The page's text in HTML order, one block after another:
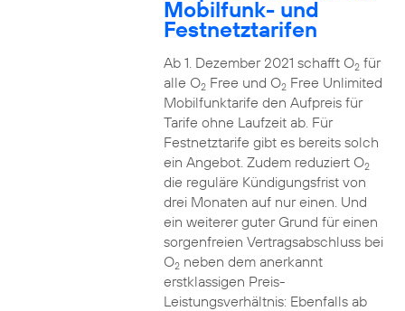
Mobilfunk- und
Festnetztarifen
Ab 1. Dezember 2021 schafft O2für
alle O2Free und O2Free Unlimited
Mobilfunktarife den Aufpreis für
Tarife ohne Laufzeit ab. Für
Festnetztarife gibt es bereits solch
ein Angebot. Zudem reduziert O2
die reguläre Kündigungsfrist von
drei Monaten auf nur einen. Und
ein weiterer guter Grund für einen
sorgenfreien Vertragsabschluss bei
O2neben dem anerkannt
erstklassigen Preis-
Leistungsverhältnis: Ebenfalls ab